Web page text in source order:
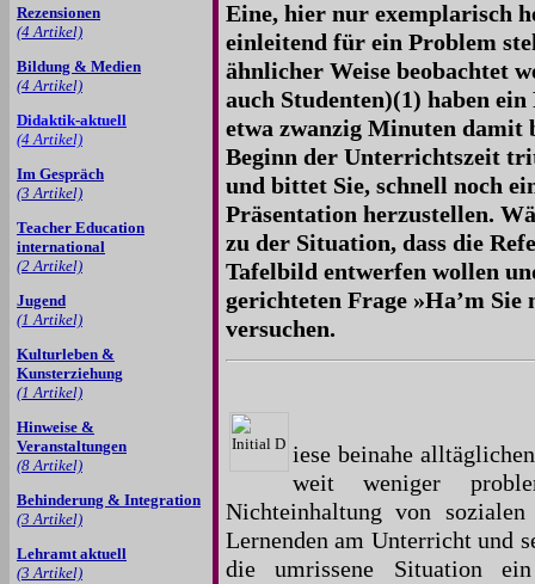
Rezensionen
(4 Artikel)
Bildung & Medien
(4 Artikel)
Didaktik-aktuell
(4 Artikel)
Im Gespräch
(3 Artikel)
Teacher Education
international
(2 Artikel)
Jugend
(1 Artikel)
Kulturleben &
Kunsterziehung
(1 Artikel)
Hinweise &
Veranstaltungen
(8 Artikel)
Behinderung & Integration
(3 Artikel)
Lehramt aktuell
(3 Artikel)
Eine, hier nur exemplarisch
einleitend für ein Problem
ähnlicher Weise beobachtet
auch Studenten)(1) haben
etwa zwanzig Minuten damit
Beginn der Unterrichtszeit
und bittet Sie, schnell noch
Präsentation herzustellen.
zu der Situation, dass die
Tafelbild entwerfen wollen
gerichteten Frage »Ha’m
versuchen.
iese beinahe
weit weniger
Nichteinhaltung von
Lernenden am Unterricht und
die umrissene Situation